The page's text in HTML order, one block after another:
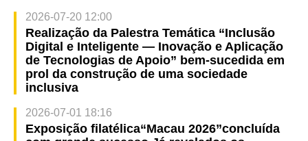
2026-07-20 12:00
Realização da Palestra Temática “Inclusão
Digital e Inteligente — Inovação e Aplicação
de Tecnologias de Apoio” bem-sucedida em
prol da construção de uma sociedade
inclusiva
2026-07-01 18:16
Exposição filatélica“Macau 2026”concluída